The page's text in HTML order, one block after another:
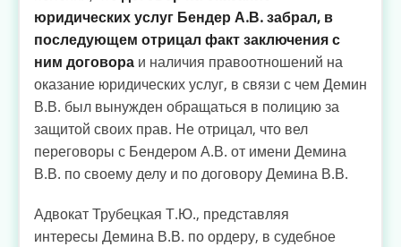
юридических услуг Бендер А.В. забрал, в
последующем отрицал факт заключения с
ним договора и наличия правоотношений на
оказание юридических услуг, в связи с чем Демин
В.В. был вынужден обращаться в полицию за
защитой своих прав. Не отрицал, что вел
переговоры с Бендером А.В. от имени Демина
В.В. по своему делу и по договору Демина В.В.
Адвокат Трубецкая Т.Ю., представляя
интересы Демина В.В. по ордеру, в судебное